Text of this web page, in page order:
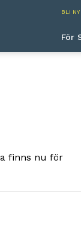
BLI
För
finns nu för